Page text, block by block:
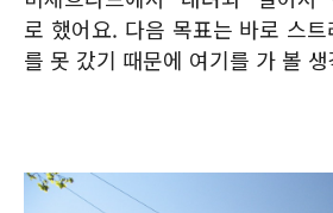
로 했어요. 다음 목표는 바로 스
를 못 갔기 때문에 여기를 가 볼